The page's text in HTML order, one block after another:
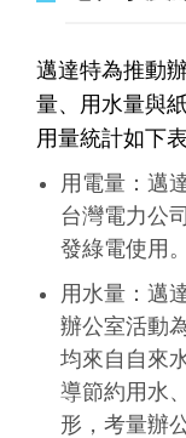
邁達特為推動
量、用水量與
用量統計如下表
用電量：邁
台灣電力公
發綠電使用。
用水量：邁
辦公室活動
均來自自來
導節約用水
形，考量辦